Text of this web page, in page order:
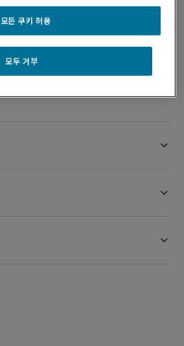
커스터마이즈
이메일 주문
모두 거부
모든 쿠키 허용